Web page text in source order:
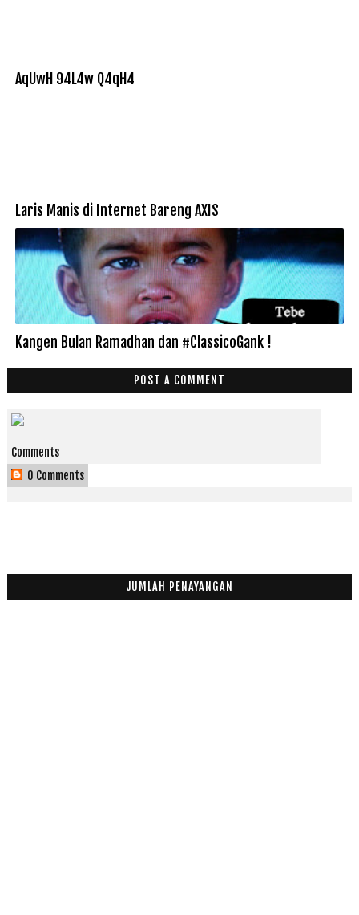
AqUwH 94L4w Q4qH4
Laris Manis di Internet Bareng AXIS
Kangen Bulan Ramadhan dan #ClassicoGank !
POST A COMMENT
Comments
0 Comments
JUMLAH PENAYANGAN